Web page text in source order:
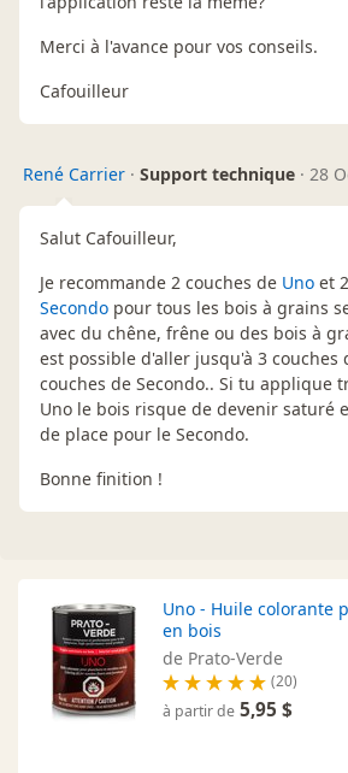
Merci à l'avance pour vos conseils.
Cafouilleur
René Carrier · Support technique · 28
Salut Cafouilleur,
Je recommande 2 couches de Uno et
Secondo pour tous les bois à grains
avec du chêne, frêne ou des bois à
est possible d'aller jusqu'à 3 couches
couches de Secondo.. Si tu applique
Uno le bois risque de devenir saturé
de place pour le Secondo.
Bonne finition !
Uno - Huile colorante
en bois
de Prato-Verde
(20)
à partir de 5,95 $